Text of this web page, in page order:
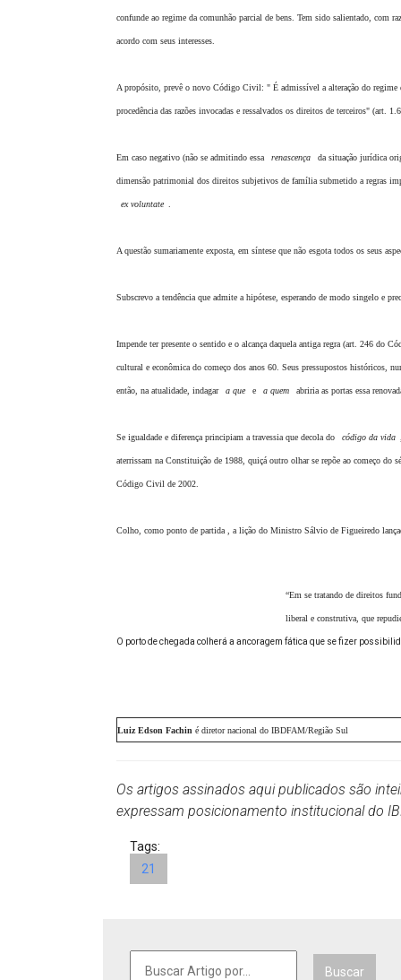
confunde ao regime da comunhão parcial de bens. Tem sido salientado, com
acordo com seus interesses.
A propósito, prevê o novo Código Civil: " É admissível a alteração do regime
procedência das razões invocadas e ressalvados os direitos de terceiros" (art.
Em caso negativo (não se admitindo essa renascença da situação jurídica
dimensão patrimonial dos direitos subjetivos de família submetido a regras
ex voluntate
A questão sumariamente exposta, em síntese que não esgota todos os seus
Subscrevo a tendência que admite a hipótese, esperando de modo singelo e
Impende ter presente o sentido e o alcança daquela antiga regra (art. 246 do
cultural e econômica do começo dos anos 60. Seus pressupostos históricos,
então, na atualidade, indagar a que e a quem abriria as portas essa
Se igualdade e diferença principiam a travessia que decola do código da vida
aterrissam na Constituição de 1988, quiçá outro olhar se repõe ao começo
Código Civil de 2002.
Colho, como ponto de partida , a lição do Ministro Sálvio de Figueiredo
“Em se tratando de direitos
liberal e construtiva, que
O porto de chegada colherá a ancoragem fática que se fizer
Luiz Edson Fachin é diretor nacional do IBDFAM/Região Sul
Os artigos assinados aqui publicados são
expressam posicionamento institucional do
Tags:
21
Buscar